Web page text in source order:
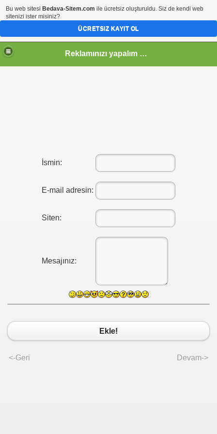
Reklamınızı yapalım mı?...
İsmin:
E-mail adresin:
Siten:
Mesajınız:
Ekle!
<-Geri Devam->
Bu web sitesi Bedava-Sitem.com ile ücretsiz oluşturuldu. Siz de kendi web
sitenizi ister misiniz?
ÜCRETSIZ KAYIT OL